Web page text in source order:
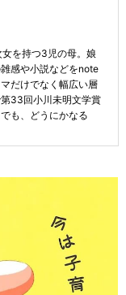
を持つ3児の母。娘
感や小説などをnote
だけでなく幅広い層
33回小川未明文学賞
も、どうにかなる